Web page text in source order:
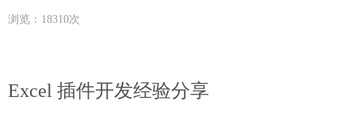
浏览：18310次
Excel 插件开发经验分享